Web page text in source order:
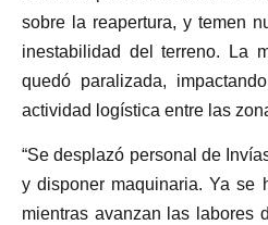
sobre la reapertura, y temen
inestabilidad del terreno. La
quedó paralizada,
actividad logística entre las
“Se desplazó personal de
y disponer maquinaria. Ya se
mientras avanzan las labores